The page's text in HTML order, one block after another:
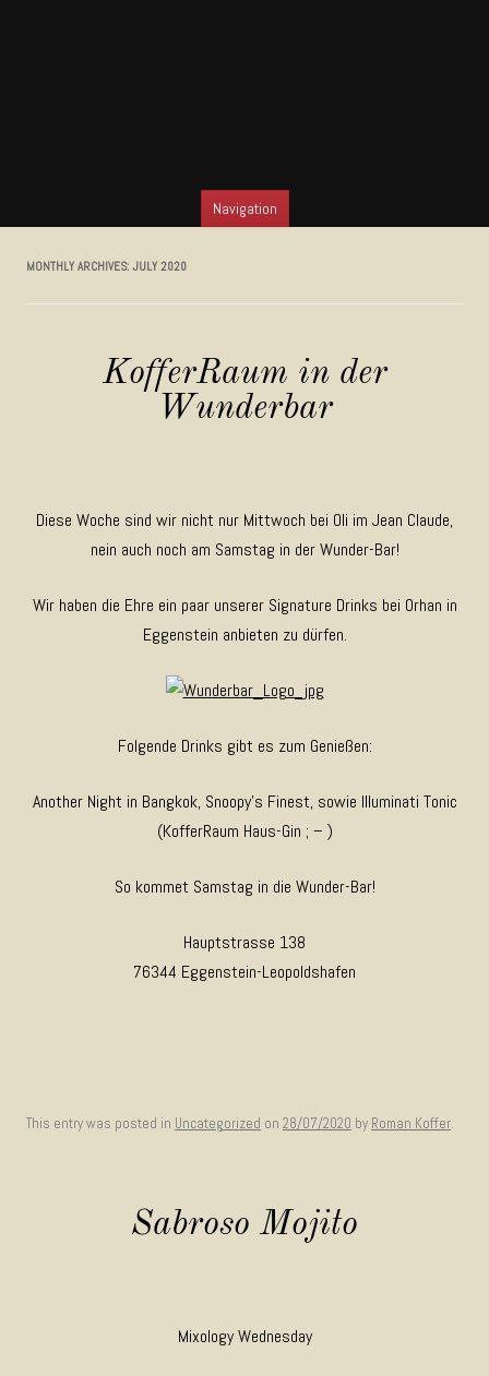
Navigation
MONTHLY ARCHIVES: JULY 2020
KofferRaum in der
Wunderbar
Diese Woche sind wir nicht nur Mittwoch bei Oli im Jean Claude,
nein auch noch am Samstag in der Wunder-Bar!
Wir haben die Ehre ein paar unserer Signature Drinks bei Orhan in
Eggenstein anbieten zu dürfen.
Folgende Drinks gibt es zum Genießen:
Another Night in Bangkok, Snoopy’s Finest, sowie Illuminati Tonic
(KofferRaum Haus-Gin ; – )
So kommet Samstag in die Wunder-Bar!
Hauptstrasse 138
76344 Eggenstein-Leopoldshafen
This entry was posted in Uncategorized on 28/07/2020 by Roman Koffer.
Sabroso Mojito
Mixology Wednesday